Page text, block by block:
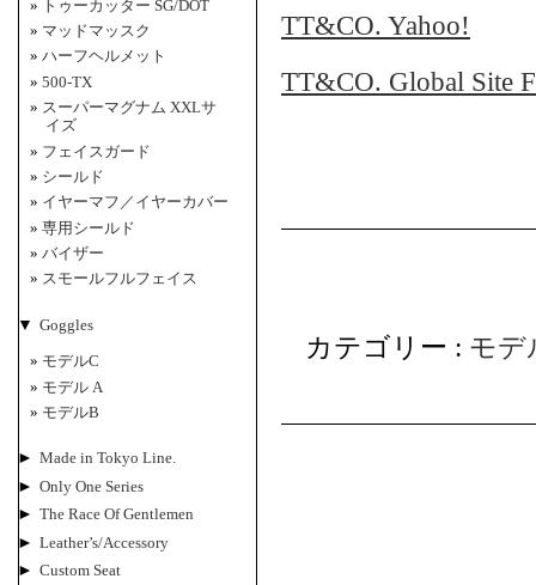
トゥーカッター SG/DOT
マッドマッスク
ハーフヘルメット
500-TX
スーパーマグナム XXLサ
イズ
フェイスガード
シールド
イヤーマフ／イヤーカバー
専用シールド
バイザー
スモールフルフェイス
▼ Goggles
モデルC
モデル A
モデルB
► Made in Tokyo Line.
► Only One Series
► The Race Of Gentlemen
► Leather’s/Accessory
► Custom Seat
TT&CO. Yahoo!
TT&CO. Global Site
カテゴリー : モデ